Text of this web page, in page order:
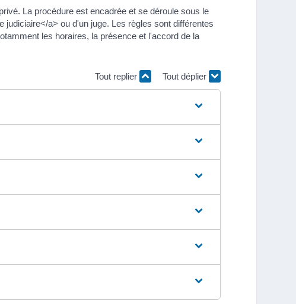
La procédure est encadrée et se déroule sous le
a> ou d'un juge. Les règles sont différentes
les horaires, la présence et l'accord de la
Tout replier Tout déplier